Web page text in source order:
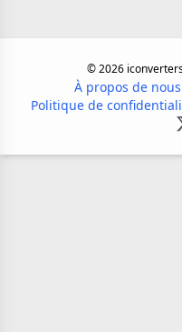
©2026
À propos de nous
Politique de